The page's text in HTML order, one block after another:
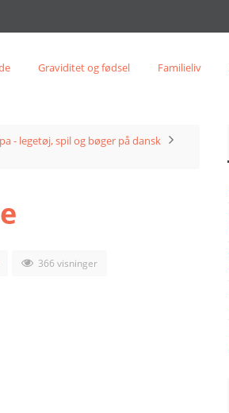
Graviditet og fødsel Familieliv
- legetøj, spil og bøger på dansk
366 visninger